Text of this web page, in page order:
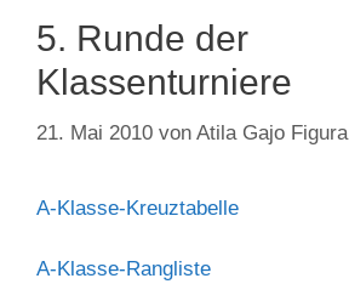
5. Runde der
Klassenturniere
21. Mai 2010 von Atila Gajo Figura
A-Klasse-Kreuztabelle
A-Klasse-Rangliste